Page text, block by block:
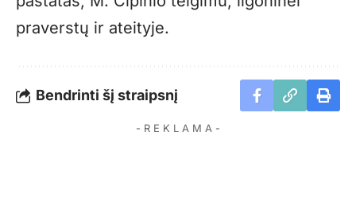
praverstų ir ateityje.
Bendrinti šį straipsnį
- R E K L A M A -